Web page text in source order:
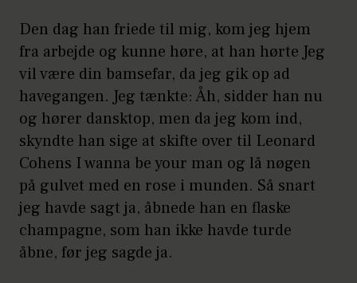
Den dag han friede til mig, kom jeg hjem
fra arbejde og kunne høre, at han hørte Jeg
vil være din bamsefar, da jeg gik op ad
havegangen. Jeg tænkte: Åh, sidder han nu
og hører dansktop, men da jeg kom ind,
skyndte han sige at skifte over til Leonard
Cohens I wanna be your man og lå nøgen
på gulvet med en rose i munden. Så snart
jeg havde sagt ja, åbnede han en flaske
champagne, som han ikke havde turde
åbne, før jeg sagde ja.